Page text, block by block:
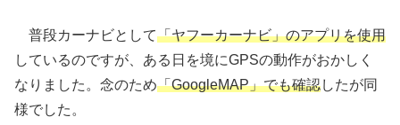
普段カーナビとして「ヤフーカーナビ」のアプリを使用
しているのですが、ある日を境にGPSの動作がおかしく
なりました。念のため「GoogleMAP」でも確認したが同
様でした。